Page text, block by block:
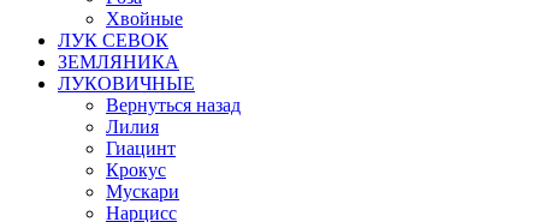
Хвойные
ЛУК СЕВОК
ЗЕМЛЯНИКА
ЛУКОВИЧНЫЕ
Вернуться назад
Лилия
Гиацинт
Крокус
Мускари
Нарцисс